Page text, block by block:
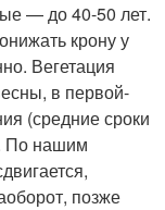
— до 40-50 лет.
крону у
Вегетация
в первой-
(средние сроки
По нашим
позже